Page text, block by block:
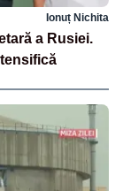
Ionuț Nichita
a Rusiei.